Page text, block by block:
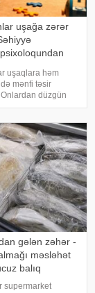
uşağa zərər
uşaqlara həm
mənfi təsir
düzgün
edildikdə zehni
fiziki və psixoloji
ola bilər
gələn zəhər -
məsləhət
balıq
supermarket